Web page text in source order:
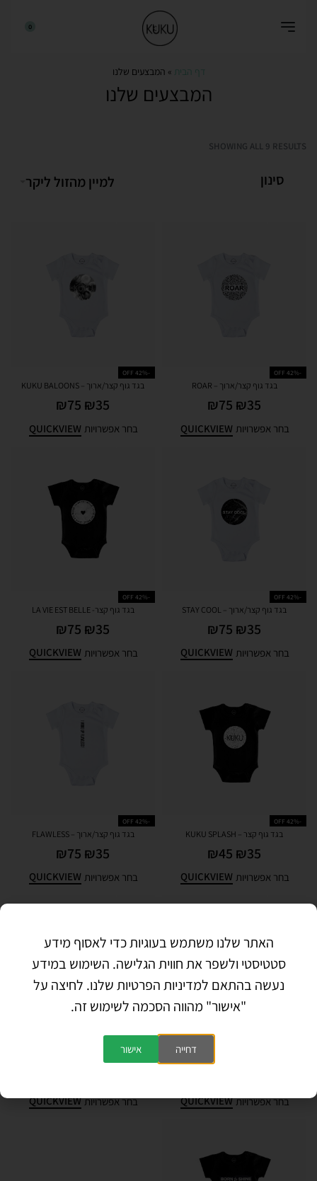
0
דף הבית » המבצעים שלנו
המבצעים שלנו
SHOWING ALL 9 RESULTS
למיין מהזול ליקר סינון
-42% OFF
בגד גוף קצר/ארוך – ROAR
₪35
₪75
בחר אפשרויות QUICKVIEW
-42% OFF
בגד גוף קצר/ארוך – KUKU BALOONS
₪35
₪75
בחר אפשרויות QUICKVIEW
-42% OFF
בגד גוף קצר/ארוך – STAY COOL
₪35
₪75
בחר אפשרויות QUICKVIEW
-42% OFF
בגד גוף קצר- LA VIE EST BELLE
₪35
₪75
בחר אפשרויות QUICKVIEW
-42% OFF
בגד גוף קצר – KUKU SPLASH
₪35
₪45
בחר אפשרויות QUICKVIEW
-42% OFF
בגד גוף קצר/ארוך – FLAWLESS
₪35
₪75
בחר אפשרויות QUICKVIEW
בחר אפשרויות QUICKVIEW בחר אפשרויות QUICKVIEW
האתר שלנו משתמש בעוגיות כדי לאסוף מידע
סטטיסטי ולשפר את חווית הגלישה. השימוש במידע
נעשה בהתאם למדיניות הפרטיות שלנו. לחיצה על
"אישור" מהווה הסכמה לשימוש זה.
דחייה אישור